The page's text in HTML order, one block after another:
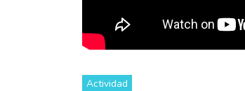
Actividad